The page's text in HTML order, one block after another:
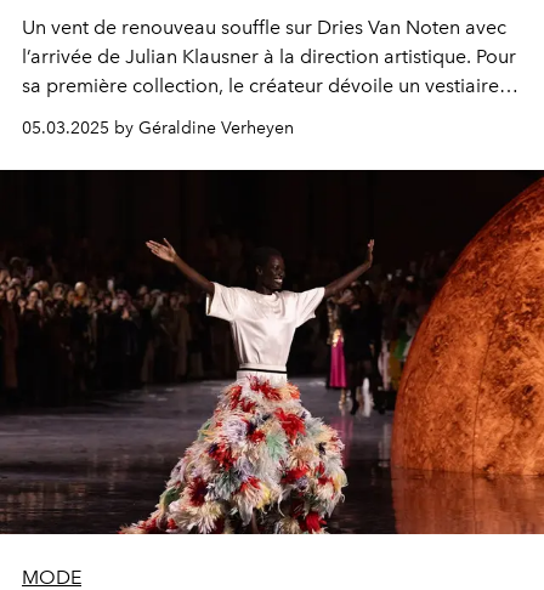
Un vent de renouveau souffle sur Dries Van Noten avec
l’arrivée de Julian Klausner à la direction artistique. Pour
sa première collection, le créateur dévoile un vestiaire
délicatesse du flou.
05.03.2025 by Géraldine Verheyen
MODE